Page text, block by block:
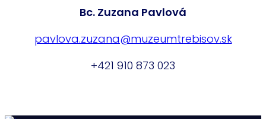
Bc. Zuzana Pavlová
pavlova.zuzana@muzeumtrebisov.sk
+421 910 873 023